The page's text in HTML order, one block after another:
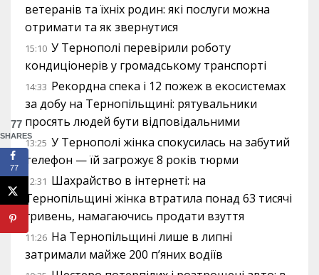
ветеранів та їхніх родин: які послуги можна
отримати та як звернутися
15:10 У Тернополі перевірили роботу
кондиціонерів у громадському транспорті
14:33 Рекордна спека і 12 пожеж в екосистемах
за добу на Тернопільщині: рятувальники
просять людей бути відповідальними
13:25 У Тернополі жінка спокусилась на забутий
телефон — їй загрожує 8 років тюрми
12:31 Шахрайство в інтернеті: на
Тернопільщині жінка втратила понад 63 тисячі
гривень, намагаючись продати взуття
11:26 На Тернопільщині лише в липні
затримали майже 200 п’яних водіїв
77
SHARES
77